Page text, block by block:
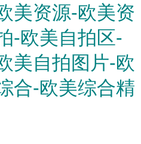
美资源-欧美资
-欧美自拍区-
美自拍图片-欧
合-欧美综合精